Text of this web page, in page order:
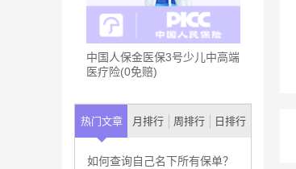
中国人保金医保3号少儿中高端
医疗险(0免赔)
热门文章 月排行 周排行 日排行
如何查询自己名下所有保单？